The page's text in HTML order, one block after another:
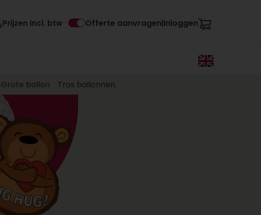
Prijzen incl. btw Offerte aanvragen Inloggen
Grote ballon Tros ballonnen